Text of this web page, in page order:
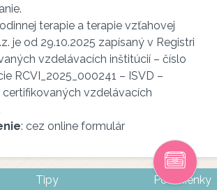
terapie a terapie vzťahovej
je od 29.10.2025 zapísaný v Registri
vzdelávacích inštitúcií – číslo
RCVI_2025_000241 – ISVD –
certifikovaných vzdelávacích
: cez online formulár
Tipy Podmienky